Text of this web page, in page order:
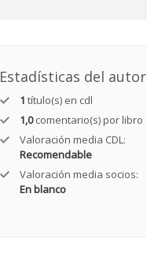
Estadísticas del autor
1 título(s) en cdl
1,0comentario(s) por libro
Valoración media CDL:
Recomendable
Valoración media socios:
En blanco